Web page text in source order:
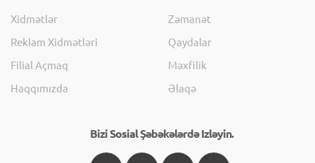
Xidmətlər
Reklam Xidmətləri
Filial Açmaq
Haqqımızda
Zəmanət
Qaydalar
Məxfilik
Əlaqə
Bizi Sosial Şəbəkələrdə Izləyin.